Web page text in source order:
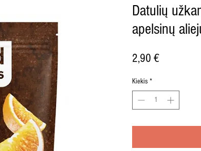
Datulių
apelsinų
2,90 €Price
Kiekis *